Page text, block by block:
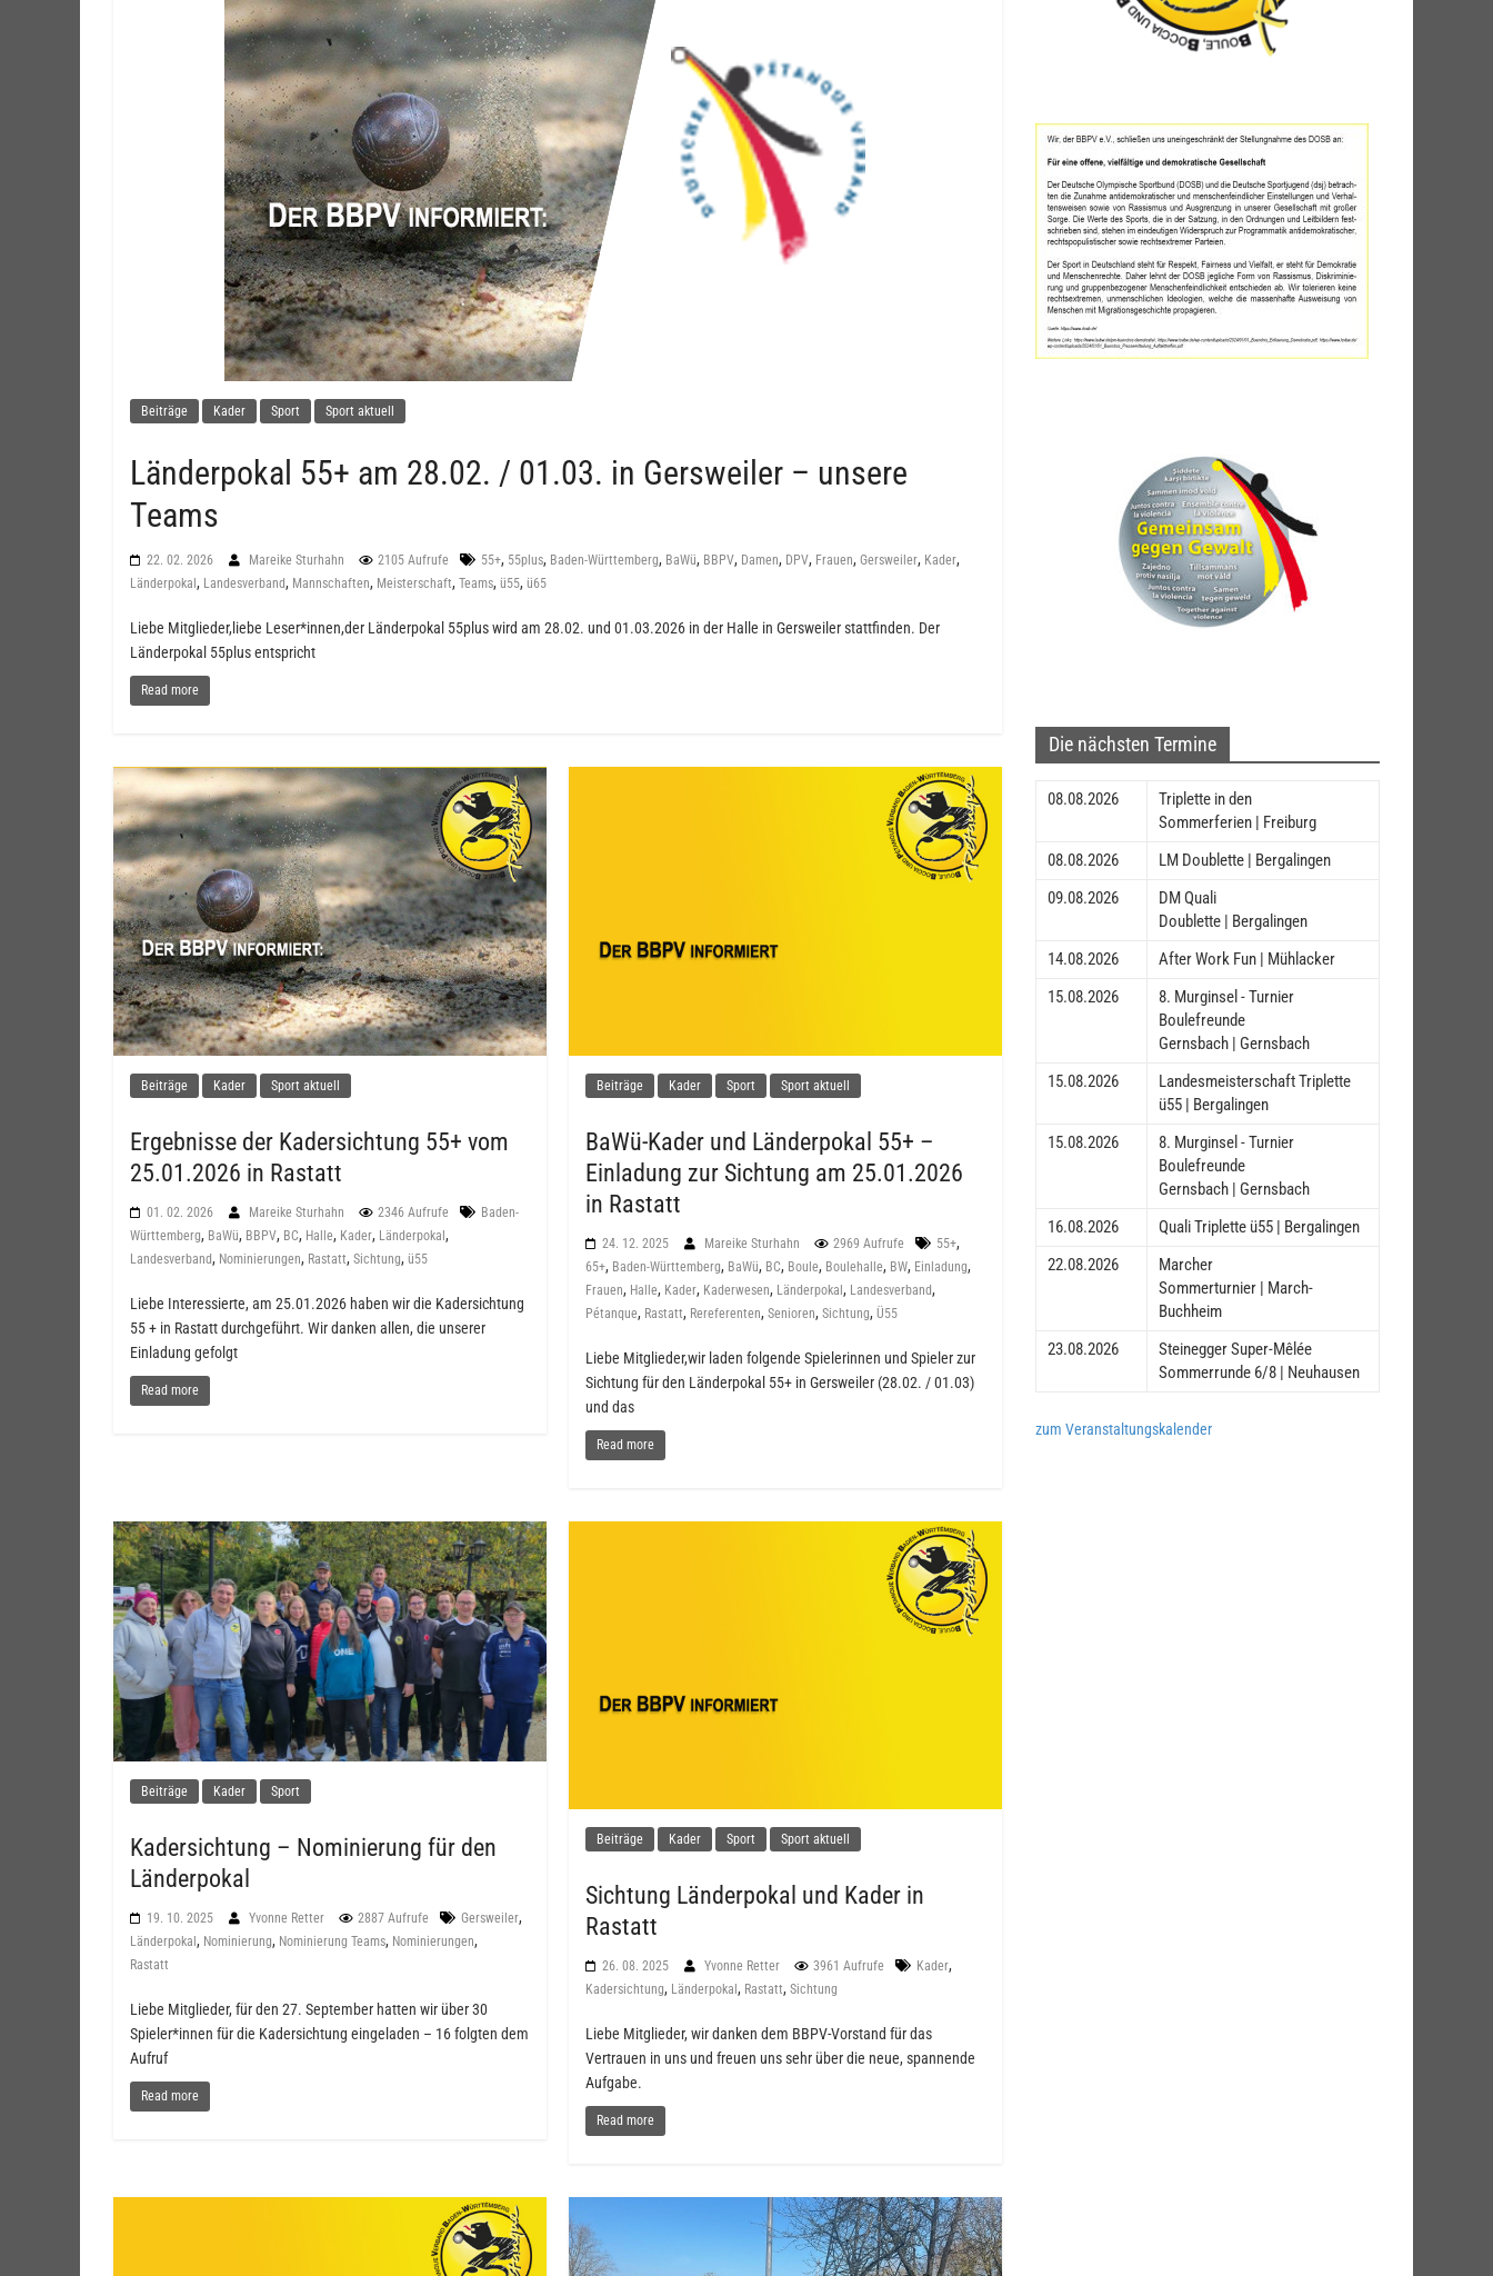
Beiträge Kader Sport Sport aktuell
Länderpokal 55+ am 28.02. / 01.03. in Gersweiler – unsere
Teams
22. 02. 2026 Mareike Sturhahn 2105 Aufrufe 55+, 55plus, Baden-Württemberg, BaWü, BBPV, Damen, DPV, Frauen, Gersweiler, Kader,
Länderpokal , Landesverband, Mannschaften, Meisterschaft, Teams, ü55, ü65
Liebe Mitglieder,liebe Leser*innen,der Länderpokal 55plus wird am 28.02. und 01.03.2026 in der Halle in Gersweiler stattfinden. Der
Länderpokal 55plus entspricht
Read more
Beiträge Kader Sport aktuell
Ergebnisse der Kadersichtung 55+ vom
25.01.2026 in Rastatt
01. 02. 2026 Mareike Sturhahn 2346 Aufrufe
Baden-
Württemberg, BaWü, BBPV, BC, Halle, Kader, Länderpokal,
Landesverband, Nominierungen, Rastatt, Sichtung, ü55
Liebe Interessierte, am 25.01.2026 haben wir die Kadersichtung
55 + in Rastatt durchgeführt. Wir danken allen, die unserer
Einladung gefolgt
Read more
Beiträge Kader Sport Sport aktuell
BaWü-Kader und Länderpokal 55+ –
Einladung zur Sichtung am 25.01.2026
in Rastatt
24. 12. 2025 Mareike Sturhahn 2969 Aufrufe 55+,
65+, Baden-Württemberg, BaWü, BC, Boule, Boulehalle, BW, Einladung,
Frauen, Halle, Kader, Kaderwesen, Länderpokal, Landesverband,
Pétanque, Rastatt, Rereferenten,Senioren,Sichtung,Ü55
Liebe Mitglieder,wir laden folgende Spielerinnen und Spieler zur
Sichtung für den Länderpokal 55+ in Gersweiler (28.02. / 01.03)
und das
Read more
Beiträge Kader Sport
Kadersichtung – Nominierung für den
Länderpokal
19. 10. 2025 Yvonne Retter 2887 Aufrufe Gersweiler,
Länderpokal , Nominierung, Nominierung Teams, Nominierungen,
Rastatt
Liebe Mitglieder, für den 27. September hatten wir über 30
Spieler*innen für die Kadersichtung eingeladen – 16 folgten dem
Aufruf
Read more
Beiträge Kader Sport Sport aktuell
Sichtung Länderpokal und Kader in
Rastatt
26. 08. 2025 Yvonne Retter 3961 Aufrufe Kader,
Kadersichtung, Länderpokal, Rastatt,Sichtung
Liebe Mitglieder, wir danken dem BBPV-Vorstand für das
Vertrauen in uns und freuen uns sehr über die neue, spannende
Aufgabe.
Read more
Die nächsten Termine
08.08.2026
Triplette in den
Sommerferien | Freiburg
08.08.2026
LM Doublette | Bergalingen
09.08.2026
DM Quali
Doublette | Bergalingen
14.08.2026
After Work Fun | Mühlacker
15.08.2026
8. Murginsel - Turnier
Boulefreunde
Gernsbach | Gernsbach
15.08.2026
Landesmeisterschaft Triplette
ü55 | Bergalingen
15.08.2026
8. Murginsel - Turnier
Boulefreunde
Gernsbach | Gernsbach
16.08.2026
Quali Triplette ü55 | Bergalingen
22.08.2026
Marcher
Sommerturnier | March-
Buchheim
23.08.2026
Steinegger Super-Mêlée
Sommerrunde 6/8 | Neuhausen
zum Veranstaltungskalender